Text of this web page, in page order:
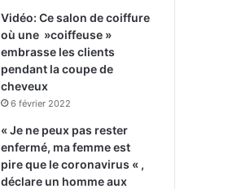
Vidéo: Ce salon de coiffure
où une »coiffeuse »
embrasse les clients
pendant la coupe de
cheveux
6 février 2022
« Je ne peux pas rester
enfermé, ma femme est
pire que le coronavirus « ,
déclare un homme aux